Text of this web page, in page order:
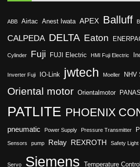
ABB Airtac Anest Iwata APEX Balluff
CALPEDA DELTA Eaton
Cylinder Fuji FUJI Electric HMI Fuji Electric
Inverter Fuji IO-Link jwtech Moeller NHV
Oriental motor Orientalmotor
PATLITE PHOENIX
pneumatic Power Supply Pressure Transmitter
Sensors pump Relay REXROTH Safety Light
Servo Siemens Temperature